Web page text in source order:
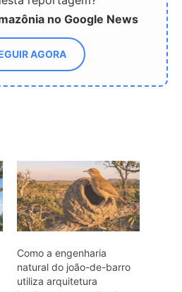
Como a engenharia
natural do joão-de-barro
utiliza arquitetura
inteligente e ventilação